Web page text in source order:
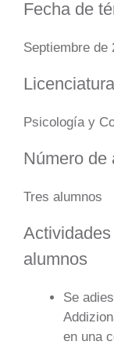
Fecha de
Septiembre de
Psicología y
Número de
Tres alumnos
alumnos
Se
en una